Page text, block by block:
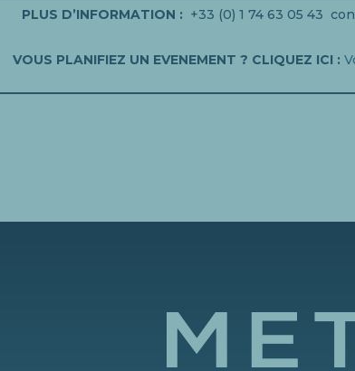
PLUS D’INFORMATION : +33 (0) 1 74 63 05 43
VOUS PLANIFIEZ UN EVENEMENT ? CLIQUEZ ICI :